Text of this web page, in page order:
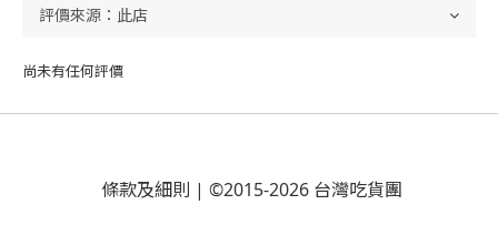
尚未有任何評價
條款及細則 | ©2015-2026 台灣吃貨團